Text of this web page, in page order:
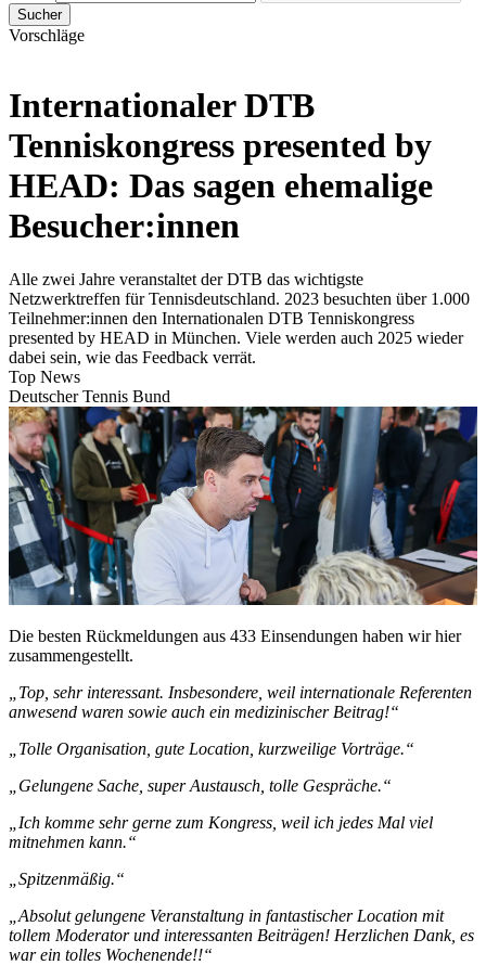
Sucher
Vorschläge
Internationaler DTB
Tenniskongress presented by
HEAD: Das sagen ehemalige
Besucher:innen
Alle zwei Jahre veranstaltet der DTB das wichtigste
Netzwerktreffen für Tennisdeutschland. 2023 besuchten über 1.000
Teilnehmer:innen den Internationalen DTB Tenniskongress
presented by HEAD in München. Viele werden auch 2025 wieder
dabei sein, wie das Feedback verrät.
Top News
Deutscher Tennis Bund
Die besten Rückmeldungen aus 433 Einsendungen haben wir hier
zusammengestellt.
„Top, sehr interessant. Insbesondere, weil internationale Referenten
anwesend waren sowie auch ein medizinischer Beitrag!“
„Tolle Organisation, gute Location, kurzweilige Vorträge.“
„Gelungene Sache, super Austausch, tolle Gespräche.“
„Ich komme sehr gerne zum Kongress, weil ich jedes Mal viel
mitnehmen kann.“
„Spitzenmäßig.“
„Absolut gelungene Veranstaltung in fantastischer Location mit
tollem Moderator und interessanten Beiträgen! Herzlichen Dank, es
war ein tolles Wochenende!!“